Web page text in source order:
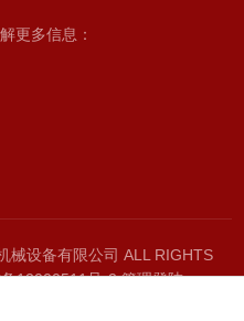
更多信息：
械设备有限公司 ALL RIGHTS
12000511号-2 管理登陆